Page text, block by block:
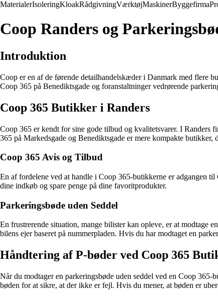
MaterialerIsoleringKloakRådgivningVærktøjMaskinerByggefirma
Coop Randers og
Introduktion
Coop er en af de førende detailhandelskæder i Danmark med flere
Coop 365 på Benediktsgade og foranstaltninger vedrørende
Coop 365 Butikker i Randers
Coop 365 er kendt for sine gode tilbud og kvalitetsvarer. I Randers
365 på Markedsgade og Benediktsgade er mere kompakte
Coop 365 Avis og Tilbud
En af fordelene ved at handle i Coop 365-butikkerne er adgangen
dine indkøb og spare penge på dine favoritprodukter.
Parkeringsbøde uden Seddel
En frustrerende situation, mange bilister kan opleve, er at modtage
bilens ejer baseret på nummerpladen. Hvis du har modtaget en
Håndtering af P-bøder ved Coop 365
Når du modtager en parkeringsbøde uden seddel ved en Coop
bøden for at sikre, at der ikke er fejl. Hvis du mener, at bøden er